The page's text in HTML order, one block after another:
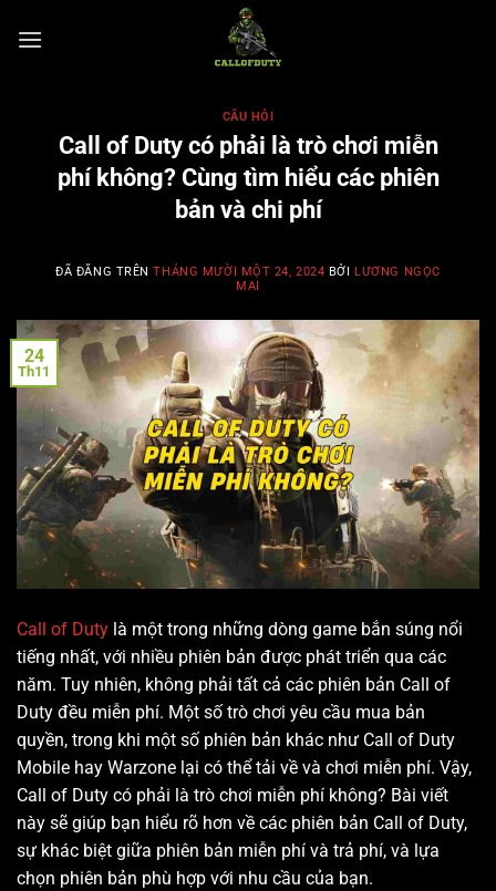
đến
CÂU HỎI
Call of Duty có phải là trò chơi miễn
phí không? Cùng tìm hiểu các phiên
bản và chi phí
ĐÃ ĐĂNG TRÊNTHÁNG MƯỜI MỘT 24, 2024 BỞI LƯƠNG NGỌC
MAI
24
Th11
Call of Duty là một trong những dòng game bắn súng nổi
tiếng nhất, với nhiều phiên bản được phát triển qua các
năm. Tuy nhiên, không phải tất cả các phiên bản Call of
Duty đều miễn phí. Một số trò chơi yêu cầu mua bản
quyền, trong khi một số phiên bản khác như Call of Duty
Mobile hay Warzone lại có thể tải về và chơi miễn phí. Vậy,
Call of Duty có phải là trò chơi miễn phí không? Bài viết
này sẽ giúp bạn hiểu rõ hơn về các phiên bản Call of Duty,
sự khác biệt giữa phiên bản miễn phí và trả phí, và lựa
chọn phiên bản phù hợp với nhu cầu của bạn.